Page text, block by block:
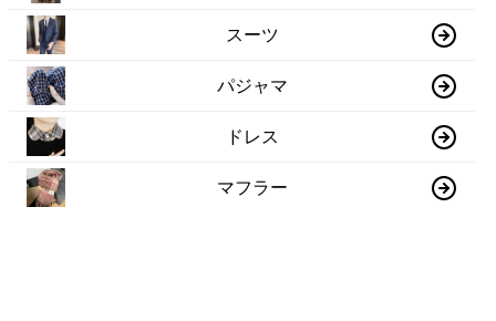
スーツ
パジャマ
ドレス
マフラー